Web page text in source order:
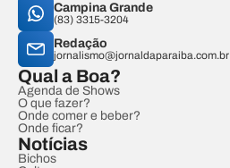
Campina Grande
(83) 3315-3204
Redação
jornalismo@jornaldaparaiba.com.br
Qual a Boa?
Agenda de Shows
O que fazer?
Onde comer e beber?
Onde ficar?
Notícias
Bichos